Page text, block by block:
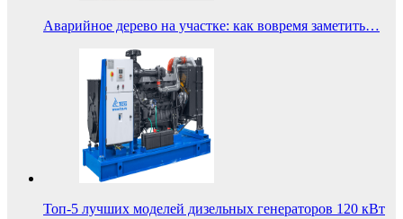
Аварийное дерево на участке: как вовремя заметить…
Топ-5 лучших моделей дизельных генераторов 120 кВт